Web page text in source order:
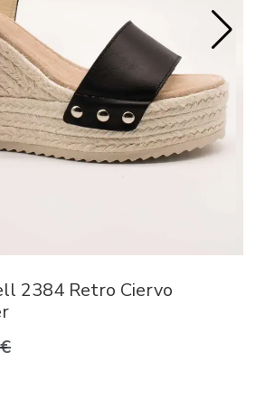
2384 Retro Ciervo